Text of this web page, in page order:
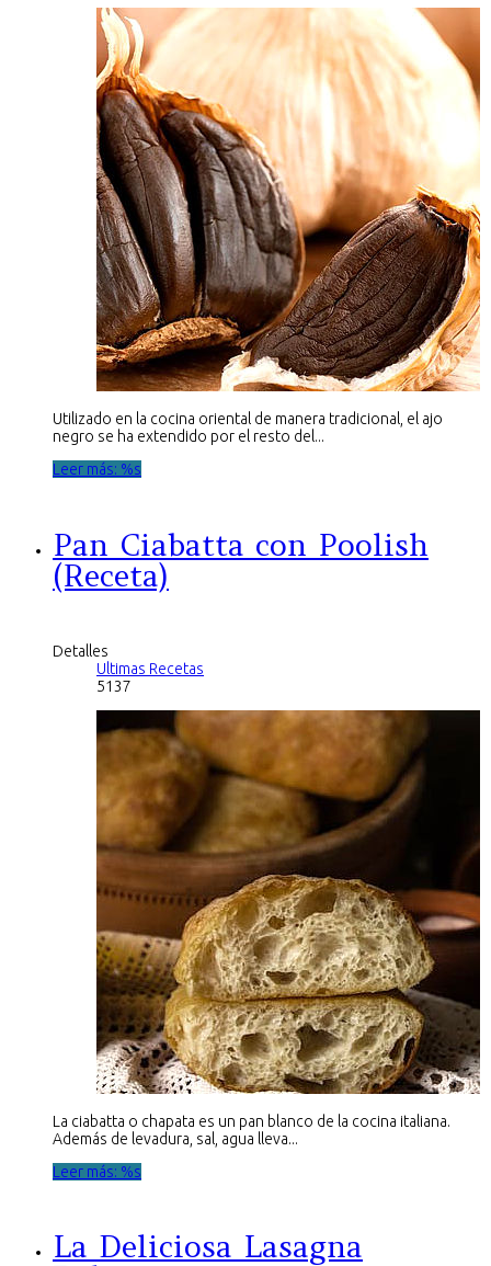
Utilizado en la cocina oriental de manera tradicional, el ajo
negro se ha extendido por el resto del...
Leer más: %s
Pan Ciabatta con Poolish
(Receta)
Detalles
Ultimas Recetas
5137
La ciabatta o chapata es un pan blanco de la cocina italiana.
Además de levadura, sal, agua lleva...
Leer más: %s
La Deliciosa Lasagna